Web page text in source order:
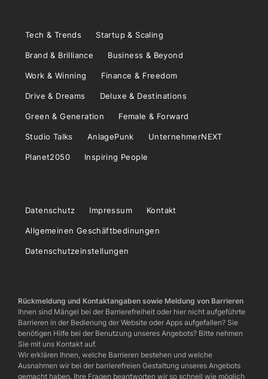
Tech & Trends Startup & Scaling
Brand & Brilliance Business & Beyond
Work & Winning Finance & Freedom
Drive & Dreams Deluxe & Destinations
Green & Generation Female & Forward
Studio Talks AnlagePunk UnternehmerNEXT
Planet2050 Inspiring People
Datenschutz Impressum Kontakt
Allgemeinen Geschäftbedinungen
Datenschutzeinstellungen
Rückmeldung und Kontaktangaben sowie Meldung von Barrieren
Ihnen sind Mängel bei der Barrierefreiheit oder hier nicht aufgeführte
Barrieren in der Bedienung der Website oder Apps aufgefallen? Sie
benötigen Hilfe bei der Benutzung unseres Angebots? Bitte nehmen
Sie mit uns Kontakt auf.
Wir erklären Ihnen, welche Barrieren bestehen und welche
Ausnahmen wir bei der barrierefreien Gestaltung unseres Angebots
gemacht haben. Ihre Fragen beantworten wir so schnell wie möglich